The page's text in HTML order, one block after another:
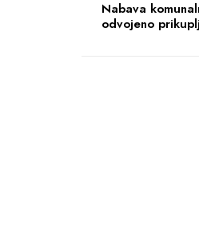
Nabava
odvojeno